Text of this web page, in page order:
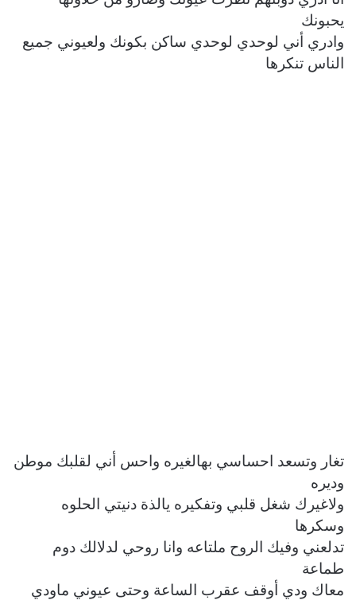
يحبونك
وادري أني لوحدي لوحدي ساكن بكونك ولعيوني جميع
الناس تنكرها
تغار وتسعد احساسي بهالغيره واحس أني لقلبك موطن
وديره
ولاغيرك شغل قلبي وتفكيره يالذة دنيتي الحلوه
وسكرها
تدلعني وفيك الروح ملتاعه وانا روحي لدلالك دوم
طماعة
معاك ودي أوقف عقرب الساعة وحتى عيوني ماودي